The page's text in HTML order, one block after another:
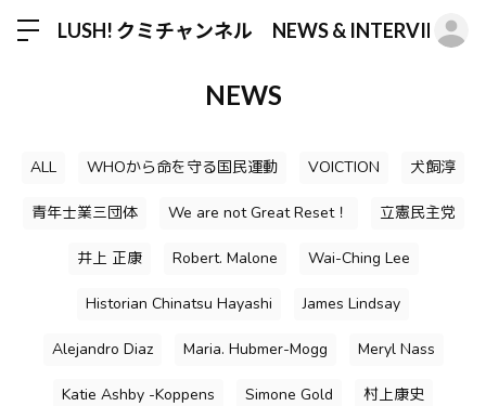
LUSH! クミチャンネル NEWS & INTERVIEW
NEWS
ALL WHOから命を守る国民運動 VOICTION 犬飼淳
青年士業三団体 We are not Great Reset！ 立憲民主党
井上 正康 Robert. Malone Wai-Ching Lee
Historian Chinatsu Hayashi James Lindsay
Alejandro Diaz Maria. Hubmer-Mogg Meryl Nass
Katie Ashby -Koppens Simone Gold 村上康史